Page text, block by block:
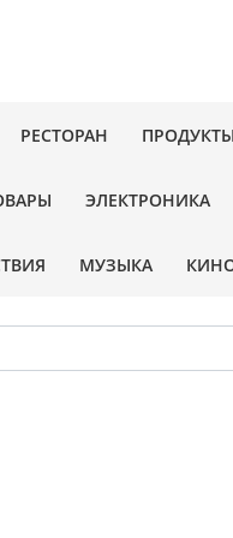
РЕСТОРАН ПРОДУКТЫ
ЭЛЕКТРОНИКА
МУЗЫКА